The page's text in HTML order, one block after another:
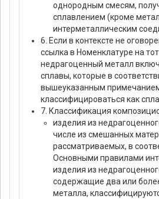
однородным смесям,
сплавлением (кроме
интерметаллическим
6. Если в контексте не
ссылка в Номенклатуре на
недрагоценный металл
сплавы, которые в
вышеуказанным
классифицироваться как
7. Классификация
изделия из
числе из смешанных
рассматриваемых, в
Основными правилами
изделия из
содержащие два или
металла,